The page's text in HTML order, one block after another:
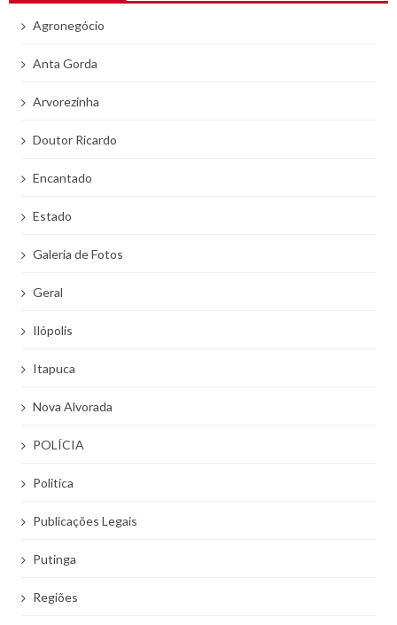
Agronegócio
Anta Gorda
Arvorezinha
Doutor Ricardo
Encantado
Estado
Galeria de Fotos
Geral
Ilópolis
Itapuca
Nova Alvorada
POLÍCIA
Politíca
Publicações Legais
Putinga
Regiões